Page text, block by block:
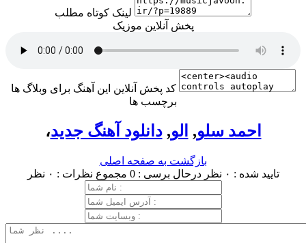
لینک کوتاه مطلب
پخش آنلاین موزیک
کد پخش آنلاین این آهنگ برای وبلاگ ها
برچسب ها
، احمد سلو, الو,دانلود آهنگ جدید
بازگشت به صفحه اصلی
تایید شده : ۰ نظر
درحال برسی : 0 مجموع نظرات : ۰ نظر